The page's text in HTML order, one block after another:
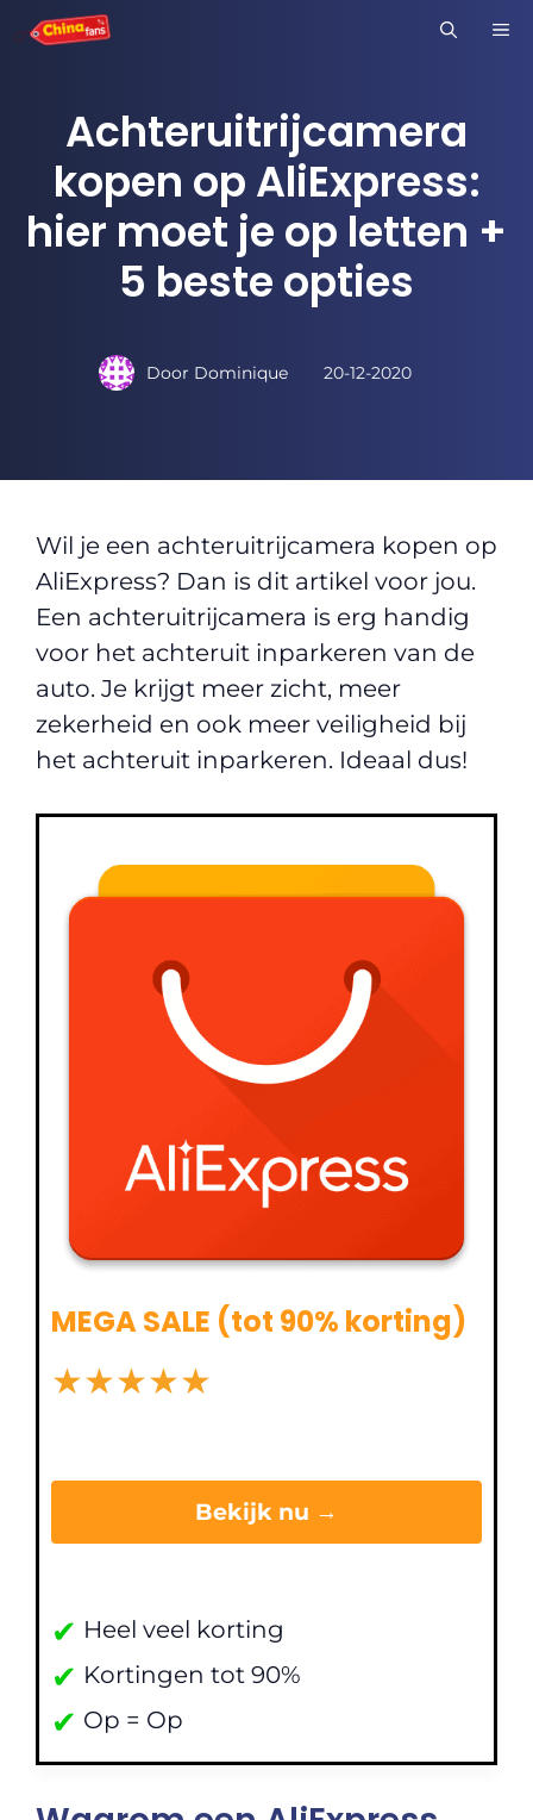
naar
inhoudAchteruitrijcamera
kopen op AliExpress:
hier moet je op letten +
5 beste opties
Door Dominique 20-12-2020
Wil je een achteruitrijcamera kopen op
AliExpress? Dan is dit artikel voor jou.
Een achteruitrijcamera is erg handig
voor het achteruit inparkeren van de
auto. Je krijgt meer zicht, meer
zekerheid en ook meer veiligheid bij
het achteruit inparkeren. Ideaal dus!
MEGA SALE (tot 90% korting)
★★★★★
Bekijk nu →
✔ Heel veel korting
✔ Kortingen tot 90%
✔ Op = Op